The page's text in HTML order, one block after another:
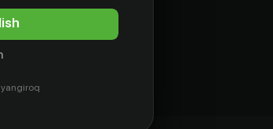
yangiroq